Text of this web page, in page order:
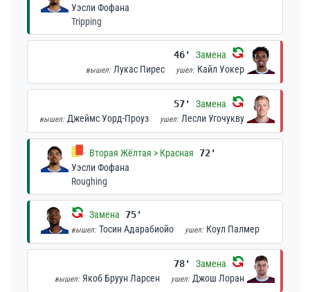
Уэсли Фофана
Tripping
46' Замена
вышел: Лукас Пирес ушел: Кайл Уокер
57' Замена
вышел: Джеймс Уорд-Проуз ушел: Лесли Угочукву
Вторая Жёлтая > Красная
72'
Уэсли Фофана
Roughing
Замена 75'
вышел: Тосин Адарабиойо ушел: Коул Палмер
78' Замена
вышел: Якоб Бруун Ларсен ушел: Джош Лоран